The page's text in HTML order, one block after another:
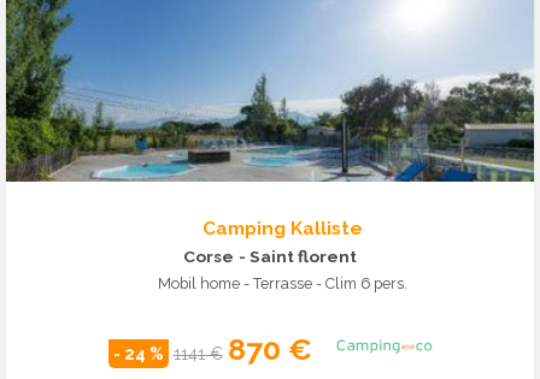
Camping Kalliste
Corse - Saint florent
Mobil home - Terrasse - Clim 6 pers.
- 24 % 1141 € 870 €